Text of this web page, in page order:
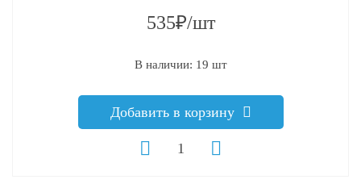
535₽/шт
В наличии: 19 шт
Добавить в корзину